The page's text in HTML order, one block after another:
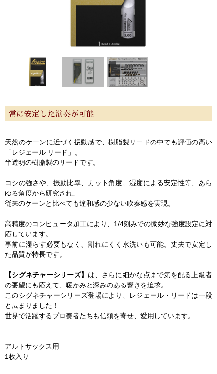
常に安定した演奏が可能
天然のケーンに近づく振動感で、樹脂製リードの中でも評価の高い
「レジェール リード」。
半透明の樹脂製のリードです。
コシの強さや、振動比率、カット角度、湿度による安定性等、あら
ゆる角度から研究され、
従来のケーンと比べても違和感の少ない吹奏感を実現。
高精度のコンピュータ加工により、1/4刻みでの微妙な強度設定に対
応しています。
事前に湿らす必要もなく、割れにくく水洗いも可能。丈夫で安定し
た品質が特長です。
【シグネチャーシリーズ】 は、さらに細かな点まで気を配る上級者
の要望にも応えて、暖かみと深みのある響きを追求。
このシグネチャーシリーズ登場により、レジェール・リードは一段
と広まりました！
世界で活躍するプロ奏者たちも信頼を寄せ、愛用しています。
アルトサックス用
1枚入り